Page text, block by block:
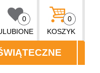
0
KOSZYK
0